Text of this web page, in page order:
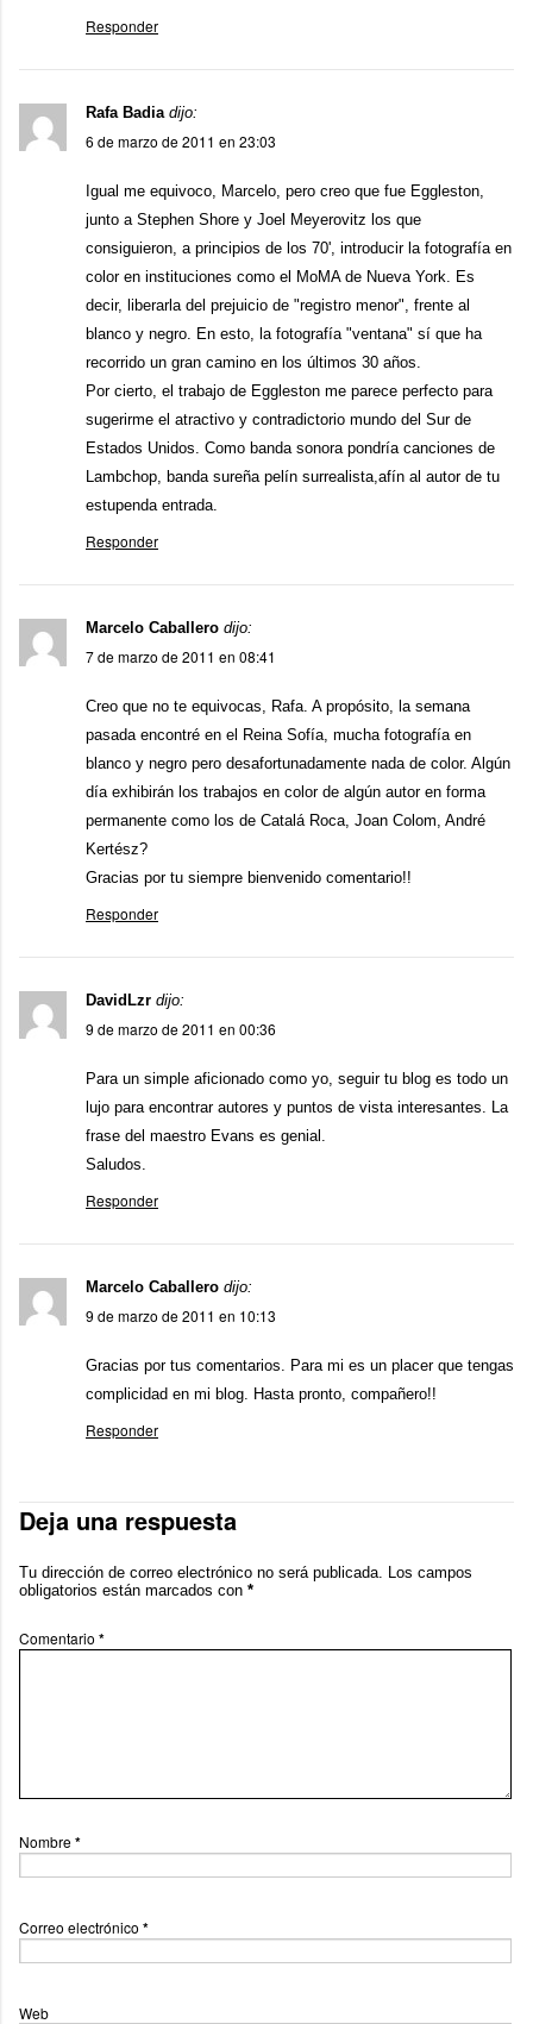
Responder
Rafa Badia dijo:
6 de marzo de 2011 en 23:03
Igual me equivoco, Marcelo, pero creo que fue Eggleston,
junto a Stephen Shore y Joel Meyerovitz los que
consiguieron, a principios de los 70', introducir la fotografía en
color en instituciones como el MoMA de Nueva York. Es
decir, liberarla del prejuicio de "registro menor", frente al
blanco y negro. En esto, la fotografía "ventana" sí que ha
recorrido un gran camino en los últimos 30 años.
Por cierto, el trabajo de Eggleston me parece perfecto para
sugerirme el atractivo y contradictorio mundo del Sur de
Estados Unidos. Como banda sonora pondría canciones de
Lambchop, banda sureña pelín surrealista,afín al autor de tu
estupenda entrada.
Responder
Marcelo Caballero dijo:
7 de marzo de 2011 en 08:41
Creo que no te equivocas, Rafa. A propósito, la semana
pasada encontré en el Reina Sofía, mucha fotografía en
blanco y negro pero desafortunadamente nada de color. Algún
día exhibirán los trabajos en color de algún autor en forma
permanente como los de Catalá Roca, Joan Colom, André
Kertész?
Gracias por tu siempre bienvenido comentario!!
Responder
DavidLzr dijo:
9 de marzo de 2011 en 00:36
Para un simple aficionado como yo, seguir tu blog es todo un
lujo para encontrar autores y puntos de vista interesantes. La
frase del maestro Evans es genial.
Saludos.
Responder
Marcelo Caballero dijo:
9 de marzo de 2011 en 10:13
Gracias por tus comentarios. Para mi es un placer que tengas
complicidad en mi blog. Hasta pronto, compañero!!
Responder
Deja una respuesta
Tu dirección de correo electrónico no será publicada. Los campos
obligatorios están marcados con *
Comentario *
Nombre*
Correo electrónico *
Web